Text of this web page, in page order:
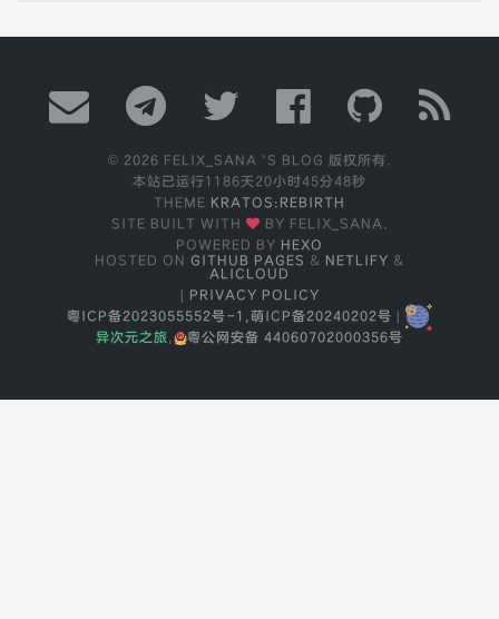
© 2026 FELIX_SANA 'S BLOG 版权所有.
本站已运行1186天20小时45分48秒
THEME KRATOS:REBIRTH
SITE BUILT WITH
BY FELIX_SANA.
POWERED BY HEXO
HOSTED ON GITHUB PAGES & NETLIFY &
ALICLOUD
PRIVACY POLICY
粤ICP备2023055552号-1, 萌ICP备20240202号
异次元之旅
粤公网安备 44060702000356号